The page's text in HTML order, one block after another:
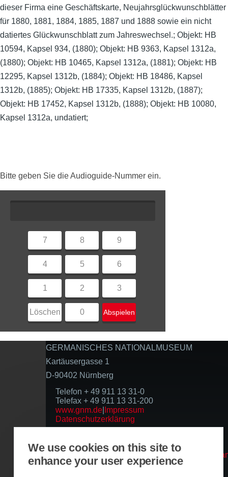
dieser Firma eine Geschäftskarte, Neujahrsglückwunschblätter
für 1880, 1881, 1884, 1885, 1887 und 1888 sowie ein nicht
datiertes Glückwunschblatt zum Jahreswechsel.; Objekt: HB
10594, Kapsel 934, (1880); Objekt: HB 9363, Kapsel 1312a,
(1880); Objekt: HB 10465, Kapsel 1312a, (1881); Objekt: HB
12295, Kapsel 1312b, (1884); Objekt: HB 18486, Kapsel
1312b, (1885); Objekt: HB 17335, Kapsel 1312b, (1887);
Objekt: HB 17452, Kapsel 1312b, (1888); Objekt: HB 10080,
Kapsel 1312a, undatiert;
Bitte geben Sie die Audioguide-Nummer ein.
7 8 9
4 5 6
1 2 3
Löschen 0 Abspielen
GERMANISCHES NATIONALMUSEUM
Kartäusergasse 1
D-90402 Nürnberg
Telefon + 49 911 13 31-0
Telefax + 49 911 13 31-200
www.gnm.de Impressum
Datenschutzerklärung
We use cookies on this site to
enhance your user experience